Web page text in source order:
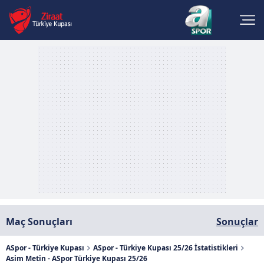
Maç Sonuçları Sonuçlar
ASpor - Türkiye Kupası
ASpor - Türkiye Kupası 25/26 İstatistikleri
Asim Metin - ASpor Türkiye Kupası 25/26